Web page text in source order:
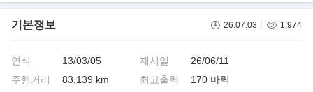
기본정보 26.07.03 1,974
연식
13/03/05
주행거리
83,139 km
제시일
26/06/11
최고출력
170 마력